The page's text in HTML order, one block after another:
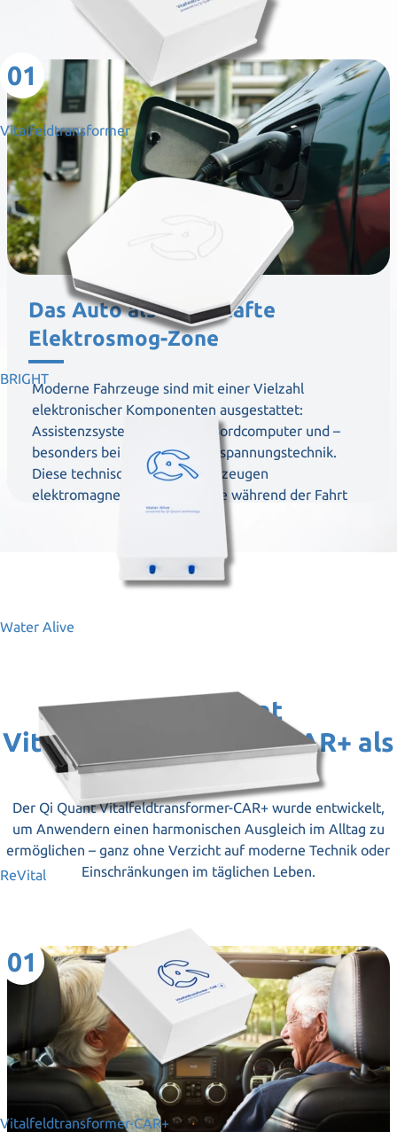
Vitalfeldtransformer
BRIGHT
Water Alive
ReVital
Vitalfeldtransformer-CAR+
01
Das Auto als dauerhafte
Elektrosmog-Zone
Moderne Fahrzeuge sind mit einer Vielzahl
elektronischer Komponenten ausgestattet:
Assistenzsysteme, Displays, Bordcomputer und –
besonders bei E-Autos – Hochspannungstechnik.
Diese technischen Systeme erzeugen
elektromagnetische Felder, die während der Fahrt
im Fahrzeug vorhanden sind.
Der Qi Quant
Vitalfeldtransformer-CAR+ als
Lösung
Der Qi Quant Vitalfeldtransformer-CAR+ wurde entwickelt,
um Anwendern einen harmonischen Ausgleich im Alltag zu
ermöglichen – ganz ohne Verzicht auf moderne Technik oder
Einschränkungen im täglichen Leben.
01